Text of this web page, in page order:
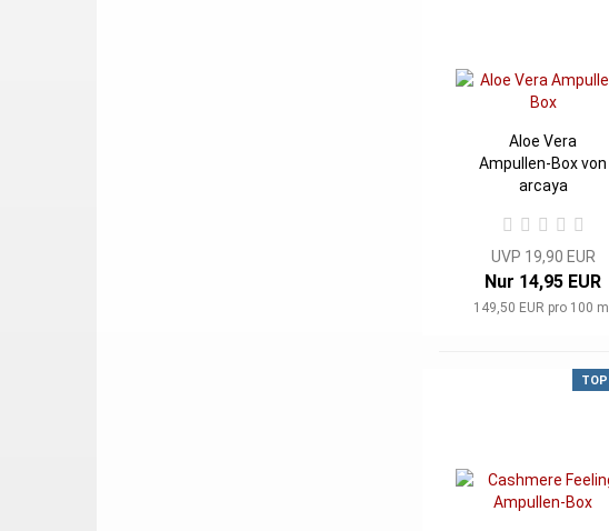
Aloe Vera
Ampullen-Box von
arcaya
UVP 19,90 EUR
Nur 14,95 EUR
149,50 EUR pro 100 ml
TOP